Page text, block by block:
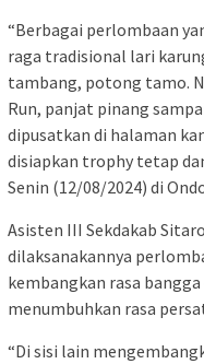
“Berbagai perlombaan
raga tradisional lari
tambang, potong tamo.
Run, panjat pinang
dipusatkan di halaman
disiapkan trophy tetap
Senin (12/08/2024) di
Asisten III Sekdakab
dilaksanakannya
kembangkan rasa
menumbuhkan rasa
“Di sisi lain